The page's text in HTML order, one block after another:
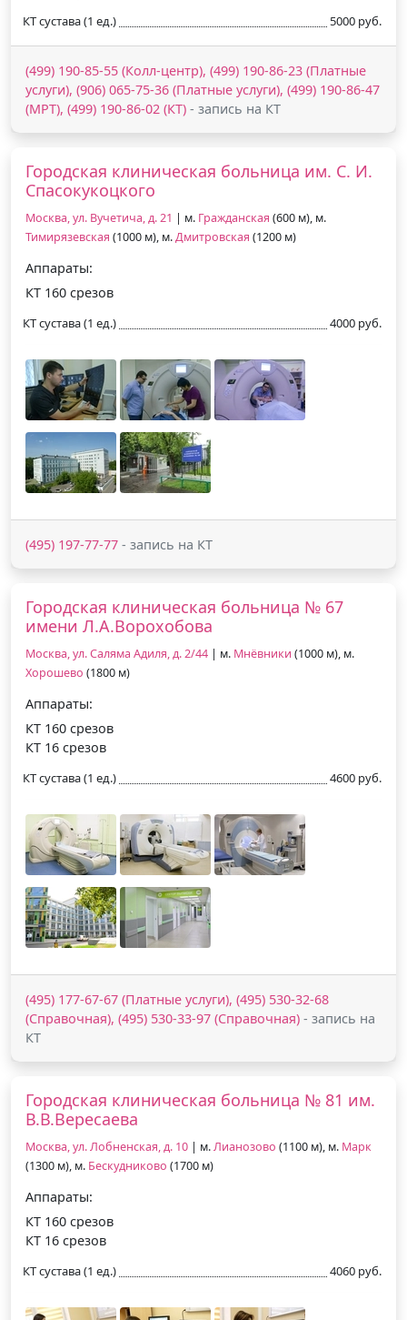
КТ сустава (1 ед.) 5000 руб.
(499) 190-85-55 (Колл-центр), (499) 190-86-23 (Платные
услуги), (906) 065-75-36 (Платные услуги), (499) 190-86-47
(МРТ), (499) 190-86-02 (КТ) - запись на КТ
Городская клиническая больница им. С. И.
Спасокукоцкого
Москва, ул. Вучетича, д. 21 | м. Гражданская (600 м), м.
Тимирязевская (1000 м), м.Дмитровская (1200 м)
Аппараты:
КТ 160 срезов
КТ сустава (1 ед.) 4000 руб.
(495) 197-77-77 - запись на КТ
Городская клиническая больница № 67
имени Л.А.Ворохобова
Москва, ул. Саляма Адиля, д. 2/44 | м. Мнёвники (1000 м), м.
Хорошево (1800 м)
Аппараты:
КТ 160 срезов
КТ 16 срезов
КТ сустава (1 ед.) 4600 руб.
(495) 177-67-67 (Платные услуги), (495) 530-32-68
(Справочная), (495) 530-33-97 (Справочная) - запись на
КТ
Городская клиническая больница № 81 им.
В.В.Вересаева
Москва, ул. Лобненская, д. 10 | м.Лианозово (1100 м), м. Марк
(1300 м), м. Бескудниково (1700 м)
Аппараты:
КТ 160 срезов
КТ 16 срезов
КТ сустава (1 ед.) 4060 руб.